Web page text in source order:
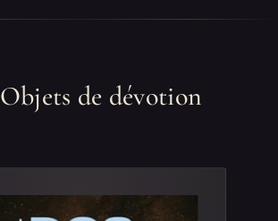
Objets de dévotion